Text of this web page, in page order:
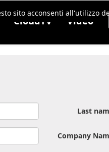
sito acconsenti all'utilizzo
CloudTV Video
Last
Company